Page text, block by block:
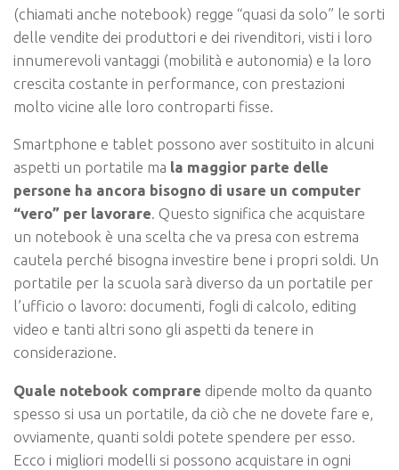
(chiamati anche notebook) regge “quasi da solo” le sorti
delle vendite dei produttori e dei rivenditori, visti i loro
innumerevoli vantaggi (mobilità e autonomia) e la loro
crescita costante in performance, con prestazioni
molto vicine alle loro controparti fisse.
Smartphone e tablet possono aver sostituito in alcuni
aspetti un portatile ma la maggior parte delle
persone ha ancora bisogno di usare un computer
“vero” per lavorare. Questo significa che acquistare
un notebook è una scelta che va presa con estrema
cautela perché bisogna investire bene i propri soldi. Un
portatile per la scuola sarà diverso da un portatile per
l’ufficio o lavoro: documenti, fogli di calcolo, editing
video e tanti altri sono gli aspetti da tenere in
considerazione.
Quale notebook comprare dipende molto da quanto
spesso si usa un portatile, da ciò che ne dovete fare e,
ovviamente, quanti soldi potete spendere per esso.
Ecco i migliori modelli si possono acquistare in ogni